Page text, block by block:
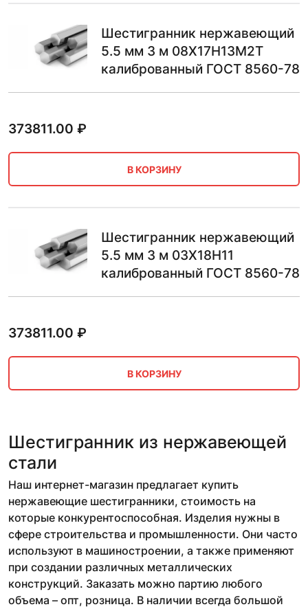
Шестигранник нержавеющий
5.5 мм 3 м 08Х17Н13М2Т
калиброванный ГОСТ 8560-78
373811.00 ₽
В КОРЗИНУ
Шестигранник нержавеющий
5.5 мм 3 м 03Х18Н11
калиброванный ГОСТ 8560-78
373811.00 ₽
В КОРЗИНУ
Шестигранник из нержавеющей
стали
Наш интернет-магазин предлагает купить
нержавеющие шестигранники, стоимость на
которые конкурентоспособная. Изделия нужны в
сфере строительства и промышленности. Они часто
используют в машиностроении, а также применяют
при создании различных металлических
конструкций. Заказать можно партию любого
объема – опт, розница. В наличии всегда большой